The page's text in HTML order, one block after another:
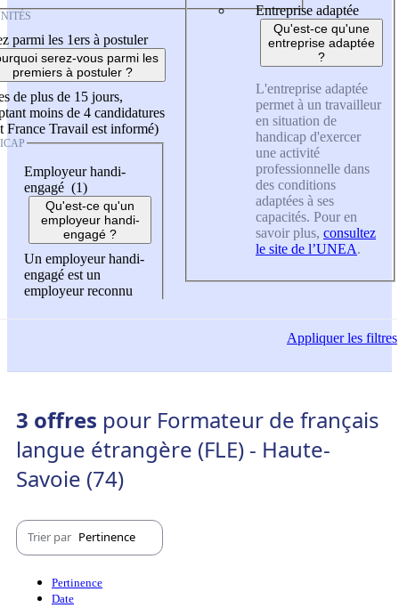
parmi les 1ers à postuler
serez-vous parmi les
premiers à postuler ?
de plus de 15 jours,
moins de 4 candidatures
France Travail est informé)
Employeur handi-
engagé (1)
Qu'est-ce qu'un
employeur handi-
engagé ?
Un employeur handi-
engagé est un
employeur reconnu
Entreprise adaptée
Qu'est-ce qu'une
entreprise adaptée
?
L'entreprise adaptée
permet à un travailleur
en situation de
handicap d'exercer
une activité
professionnelle dans
des conditions
adaptées à ses
capacités. Pour en
savoir plus, consultez
le site de l’UNEA.
Appliquerles filtres
3 offres pour Formateur de français
langue étrangère (FLE) - Haute-
Savoie (74)
Trier par Pertinence
Pertinence
Date